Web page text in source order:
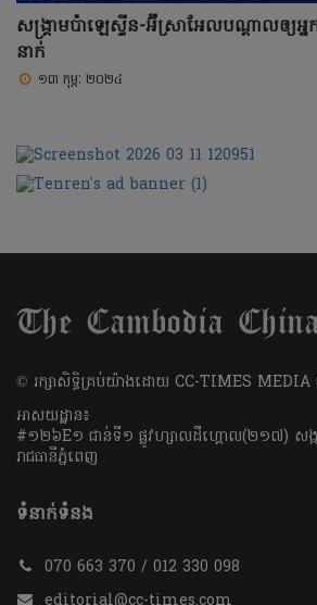
សង្រ្គាមប៉ាឡេស្ទីន-អ៊ីស្រាអែលបណ្តាលឲ្យអ្
នាក់
១៣ កុម្ភៈ ២០២៤
​© រក្សា​សិទ្ធិ​គ្រប់​យ៉ាង​ដោយ​ CC-TIMES MEDIA
អាសយដ្ឋាន៖
#១២៦E១ ជាន់ទី១ ផ្លូវហ្សាលដឺហ្គោល(២១៧) សង្ក
រាជធានីភ្នំពេញ
ទំនាក់ទំនង
070 663 370 / 012 330 098